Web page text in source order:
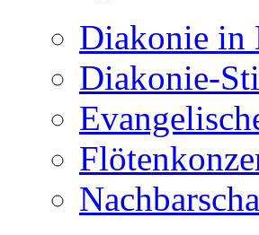
Diakonie in
Diakonie-